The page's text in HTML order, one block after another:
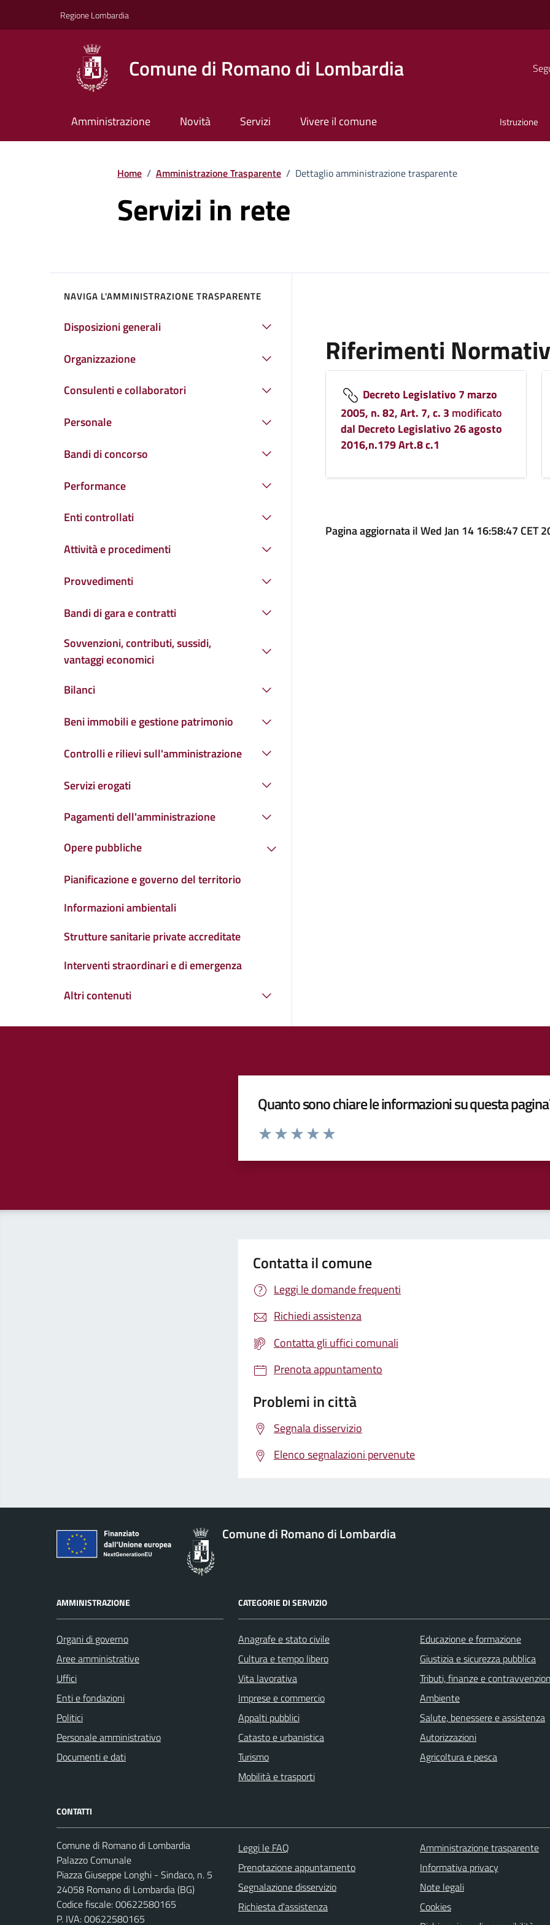
Regione Lombardia
Comune di Romano di Lombardia
Amministrazione Novità Servizi Vivere il comune Istruzione
Home / Amministrazione Trasparente / Dettaglio amministrazione trasparente
Servizi in rete
NAVIGA L'AMMINISTRAZIONE TRASPARENTE
Disposizioni generali
Organizzazione
Consulenti e collaboratori
Personale
Bandi di concorso
Performance
Enti controllati
Attività e procedimenti
Provvedimenti
Bandi di gara e contratti
Sovvenzioni, contributi, sussidi,
vantaggi economici
Bilanci
Beni immobili e gestione patrimonio
Controlli e rilievi sull'amministrazione
Servizi erogati
Pagamenti dell'amministrazione
Opere pubbliche
Pianificazione e governo del territorio
Informazioni ambientali
Strutture sanitarie private accreditate
Interventi straordinari e di emergenza
Altri contenuti
Riferimenti
Decreto Legislativo 7 marzo
2005, n. 82, Art. 7, c. 3 modificato
dal Decreto Legislativo 26 agosto
2016,n.179 Art.8 c.1
Pagina aggiornata il Wed Jan 14 16:58:47 CET
Quanto sono chiare le informazioni su questa
Valuta da 1 a 5 stelle la pagina
Contatta il comune
Leggi le domande frequenti
Richiedi assistenza
Contatta gli uffici comunali
Prenota appuntamento
Problemi in città
Segnala disservizio
Elenco segnalazioni pervenute
Comune di Romano di Lombardia
AMMINISTRAZIONE
Organi di governo
Aree amministrative
Uffici
Enti e fondazioni
Politici
Personale amministrativo
Documenti e dati
CATEGORIE DI SERVIZIO
Anagrafe e stato civile
Cultura e tempo libero
Vita lavorativa
Imprese e commercio
Appalti pubblici
Catasto e urbanistica
Turismo
Mobilità e trasporti
Educazione e formazione
Giustizia e sicurezza pubblica
Tributi, finanze e
Ambiente
Salute, benessere e assistenza
Autorizzazioni
Agricoltura e pesca
CONTATTI
Comune di Romano di Lombardia
Palazzo Comunale
Piazza Giuseppe Longhi - Sindaco, n. 5
24058 Romano di Lombardia (BG)
Codice fiscale: 00622580165
P. IVA: 00622580165
Leggi le FAQ
Prenotazione appuntamento
Segnalazione disservizio
Richiesta d'assistenza
Amministrazione trasparente
Informativa privacy
Note legali
Cookies